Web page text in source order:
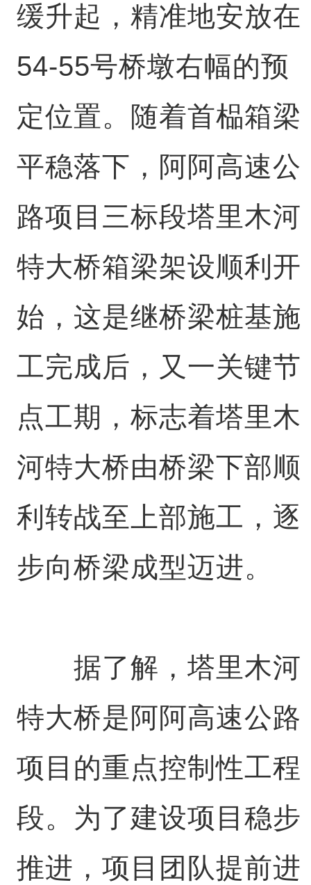
缓升起，精准地安放在
54-55号桥墩右幅的预
定位置。随着首榀箱梁
平稳落下，阿阿高速公
路项目三标段塔里木河
特大桥箱梁架设顺利开
始，这是继桥梁桩基施
工完成后，又一关键节
点工期，标志着塔里木
河特大桥由桥梁下部顺
利转战至上部施工，逐
步向桥梁成型迈进。
据了解，塔里木河
特大桥是阿阿高速公路
项目的重点控制性工程
段。为了建设项目稳步
推进，项目团队提前进